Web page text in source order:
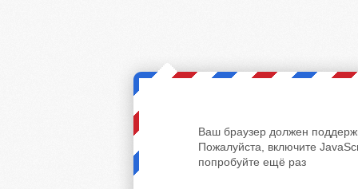
Ваш браузер должен
Пожалуйста, включите
попробуйте ещё раз